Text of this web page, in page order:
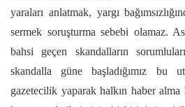
yaraları anlatmak, yargı
sermek soruşturma sebebi olamaz.
bahsi geçen skandalların
skandalla güne başladığımız bu
gazetecilik yaparak halkın haber